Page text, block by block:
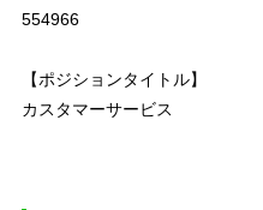
554966
【ポジションタイトル】
カスタマーサービス